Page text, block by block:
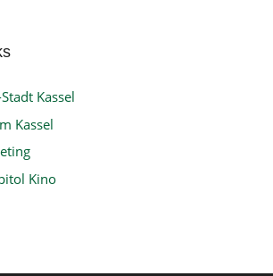
Kassel
Kassel
Kino